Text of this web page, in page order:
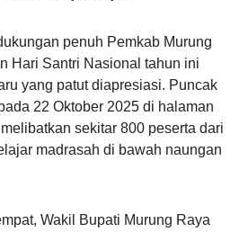
penuh Pemkab Murung
Hari Santri Nasional tahun ini
yang patut diapresiasi. Puncak
22 Oktober 2025 di halaman
sekitar 800 peserta dari
madrasah di bawah naungan
Wakil Bupati Murung Raya